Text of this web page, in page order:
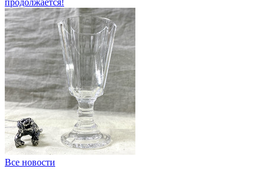
продолжается!
Все новости